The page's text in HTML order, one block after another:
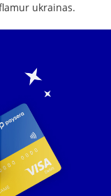
ukrainas.